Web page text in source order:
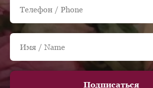
Подписаться